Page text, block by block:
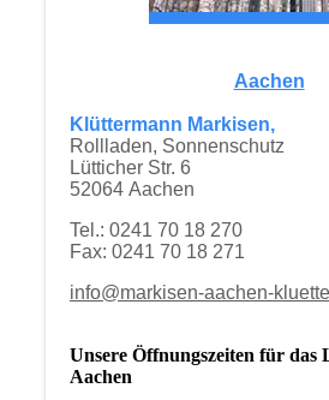
Aachen
Klüttermann Markisen,
Rollladen, Sonnenschutz
Lütticher Str. 6
52064 Aachen
Tel.: 0241 70 18 270
Fax: 0241 70 18 271
info@markisen-aachen-
Unsere Öffnungszeiten für das
Aachen